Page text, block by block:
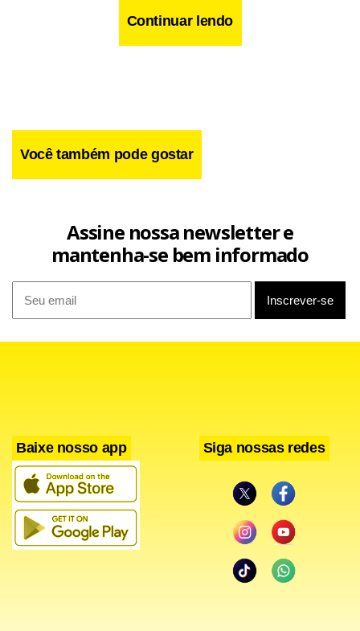
Continuar lendo
Você também pode gostar
Assine nossa newsletter e
mantenha-se bem informado
Baixe nosso app Siga nossas redes